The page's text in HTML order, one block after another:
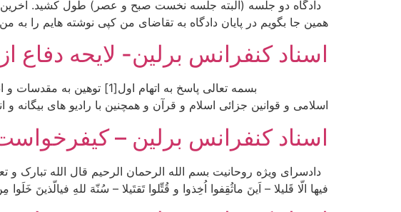
همین جا بگویم در پایان دادگاه به تقاضای من کپی نوشته هایم را به
اسناد کنفرانس برلین- لایحه دفاع
بسمه تعالی پاسخ به اتهام
اسلامی و قوانین جزائی اسلام و قرآن و همچنین با رادیو های بیگانه
اسناد کنفرانس برلین –
دادسرای ویژه روحانیت بسم الله الرحمان الرحیم قال الله تبارک و
فیها الّا قَلیلا – اَینَ ماثُقِفوا اُخِذوا و قُتِّلوا تَقتَیلا – سُنّهَ للهِ